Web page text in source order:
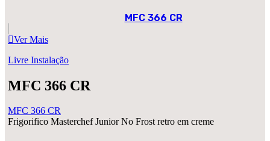
MFC 366 CR
Ver Mais
Livre Instalação
MFC 366 CR
MFC 366 CR
Frigorifico Masterchef Junior No Frost retro em creme